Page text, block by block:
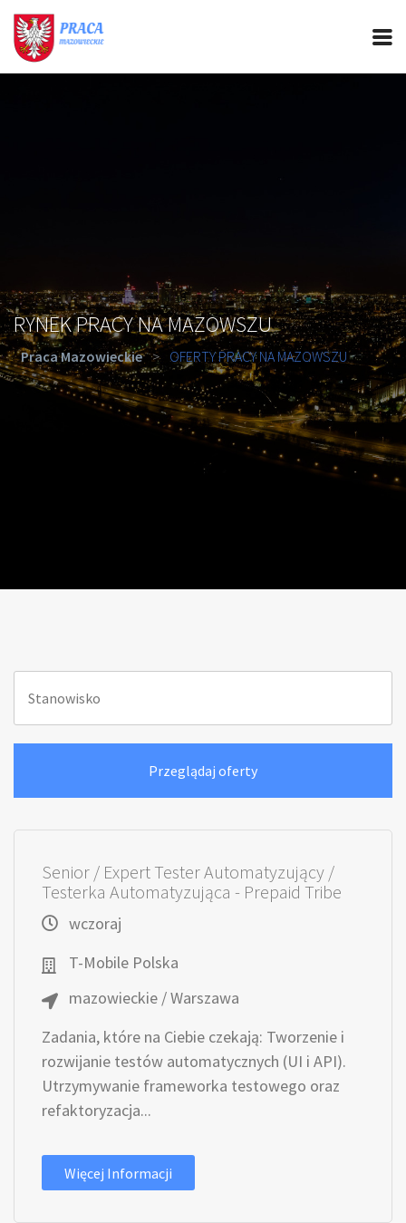
RYNEK PRACY NA MAZOWSZU
Praca Mazowieckie > OFERTY PRACY NA MAZOWSZU
Senior / Expert Tester Automatyzujący /
Testerka Automatyzująca - Prepaid Tribe
wczoraj
T-Mobile Polska
mazowieckie / Warszawa
Zadania, które na Ciebie czekają: Tworzenie i
rozwijanie testów automatycznych (UI i API).
Utrzymywanie frameworka testowego oraz
refaktoryzacja...
Więcej Informacji